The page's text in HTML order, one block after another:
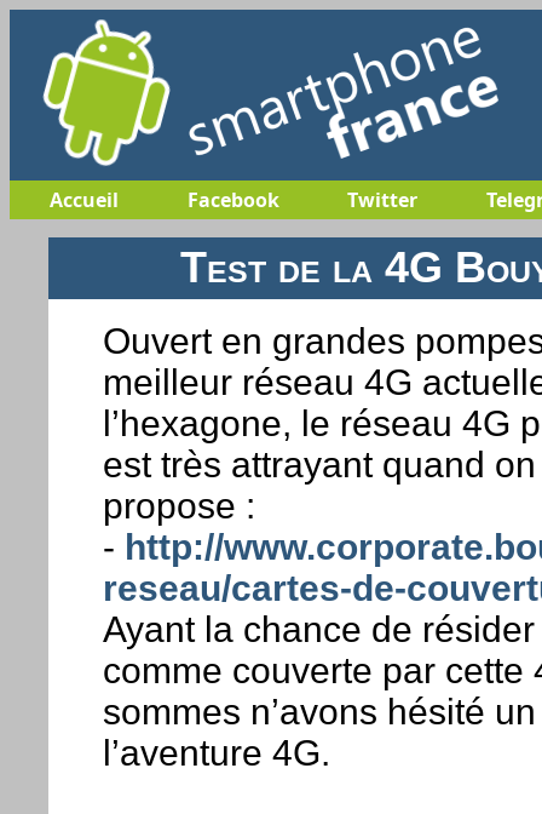
Accueil Facebook Twitter
Test de la 4G
Ouvert en grandes
meilleur réseau 4G
l’hexagone, le réseau 4G
est très attrayant quand
propose :
- http://
reseau/cartes-de-
Ayant la chance de
comme couverte par
sommes n’avons hésité
l’aventure 4G.